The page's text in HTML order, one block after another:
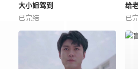
大小姐驾到
已完结
已